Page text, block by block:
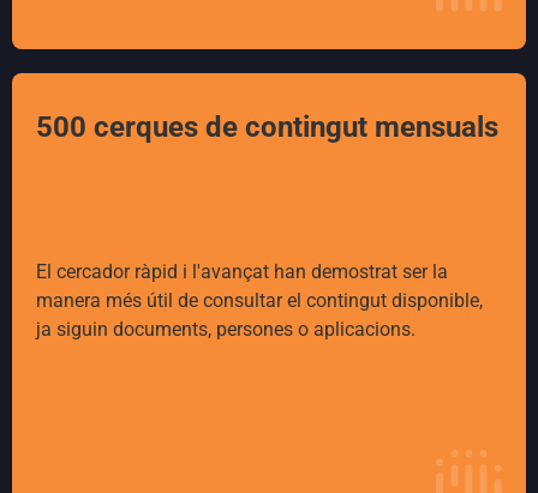
500 cerques de contingut mensuals
El cercador ràpid i l'avançat han demostrat ser la
manera més útil de consultar el contingut disponible,
ja siguin documents, persones o aplicacions.